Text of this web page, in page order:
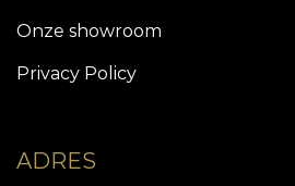
Onze showroom
Privacy Policy
ADRES